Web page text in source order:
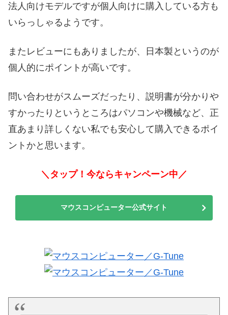
法人向けモデルですが個人向けに購入している方も
いらっしゃるようです。
またレビューにもありましたが、日本製というのが
個人的にポイントが高いです。
問い合わせがスムーズだったり、説明書が分かりや
すかったりというところはパソコンや機械など、正
直あまり詳しくない私でも安心して購入できるポイ
ントかと思います。
＼タップ！今ならキャンペーン中／
マウスコンピューター公式サイト